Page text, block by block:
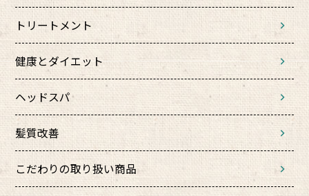
トリートメント
健康とダイエット
ヘッドスパ
髪質改善
こだわりの取り扱い商品